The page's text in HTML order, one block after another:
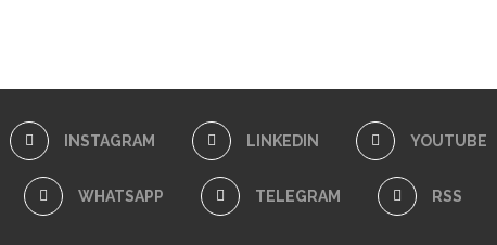
INSTAGRAM LINKEDIN YOUTUBE
WHATSAPP TELEGRAM RSS